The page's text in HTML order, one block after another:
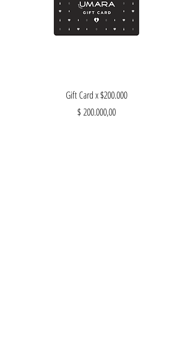
Gift Card x $200.000
Precio
$ 200.000,00